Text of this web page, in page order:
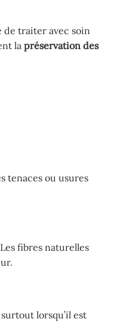
de traiter avec soin
lapréservation des
tenaces ou usures
fibres naturelles
lorsqu’il est